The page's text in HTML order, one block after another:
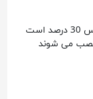
نصب می شوند